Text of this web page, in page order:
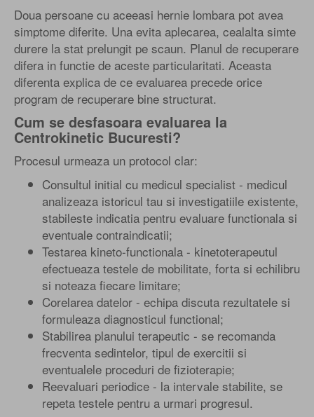
Doua persoane cu aceeasi hernie lombara pot avea
simptome diferite. Una evita aplecarea, cealalta simte
durere la stat prelungit pe scaun. Planul de recuperare
difera in functie de aceste particularitati. Aceasta
diferenta explica de ce evaluarea precede orice
program de recuperare bine structurat.
Cum se desfasoara evaluarea la
Centrokinetic Bucuresti?
Procesul urmeaza un protocol clar:
Consultul initial cu medicul specialist - medicul
analizeaza istoricul tau si investigatiile existente,
stabileste indicatia pentru evaluare functionala si
eventuale contraindicatii;
Testarea kineto-functionala - kinetoterapeutul
efectueaza testele de mobilitate, forta si echilibru
si noteaza fiecare limitare;
Corelarea datelor - echipa discuta rezultatele si
formuleaza diagnosticul functional;
Stabilirea planului terapeutic - se recomanda
frecventa sedintelor, tipul de exercitii si
eventualele proceduri de fizioterapie;
Reevaluari periodice - la intervale stabilite, se
repeta testele pentru a urmari progresul.